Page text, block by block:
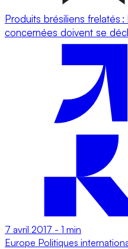
Produits brésiliens frelatés
concernées doivent se
7 avril 2017 - 1 min
Europe Politiques